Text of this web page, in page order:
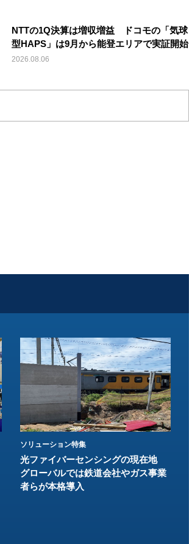
NTTの1Q決算は増収増益 ドコモの「気球
型HAPS」は9月から能登エリアで実証開始
2026.08.06
ソリューション特集
光ファイバーセンシングの現在地
グローバルでは鉄道会社やガス事業
者らが本格導入